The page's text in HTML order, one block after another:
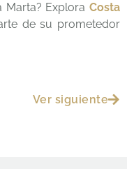
Marta? Explora Costa
de su prometedor
Ver siguiente